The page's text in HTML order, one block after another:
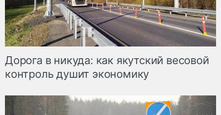
Дорога в никуда: как якутский весовой
контроль душит экономику